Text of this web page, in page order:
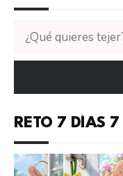
Buscar
tutoriales
en
RETO 7 DÍAS